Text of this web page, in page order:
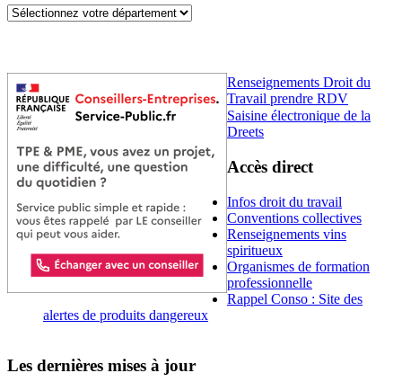
Renseignements Droit du
Travail prendre RDV
Saisine électronique de la
Dreets
Accès direct
Infos droit du travail
Conventions collectives
Renseignements vins
spiritueux
Organismes de formation
professionnelle
Rappel Conso : Site des
alertes de produits dangereux
Les dernières mises à jour